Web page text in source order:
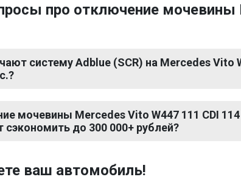
про отключение мочевины
систему Adblue (SCR) на Mercedes Vito
мочевины Mercedes Vito W447 111 CDI 114
сэкономить до 300 000+ рублей?
ваш автомобиль!